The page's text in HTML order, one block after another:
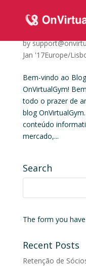
by
Jan '17Europe/
Bem-vindo ao
OnVirtualGym!
todo o prazer de
blog
conteúdo
mercado,...
Search
The form you
Recent Posts
Retenção de